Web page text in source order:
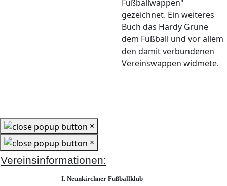
Fußballwappen"
gezeichnet. Ein weiteres
Buch das Hardy Grüne
dem Fußball und vor allem
den damit verbundenen
Vereinswappen widmete.
×
×
Vereinsinformationen:
I. Neunkirchner Fußballklub